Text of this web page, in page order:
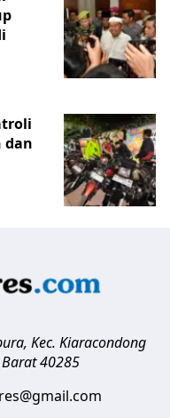
dan
Kec. Kiaracondong
40285